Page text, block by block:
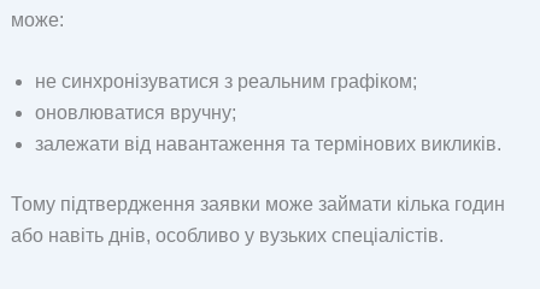
може:
не синхронізуватися з реальним графіком;
оновлюватися вручну;
залежати від навантаження та термінових викликів.
Тому підтвердження заявки може займати кілька годин
або навіть днів, особливо у вузьких спеціалістів.